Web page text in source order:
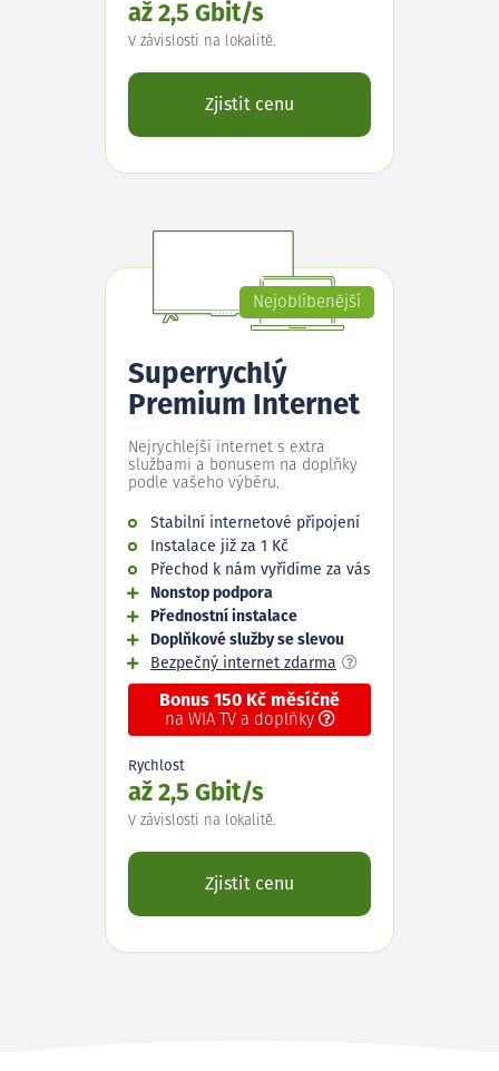
až 2,5 Gbit/s
V závislosti na lokalitě.
Zjistit cenu
Nejoblíbenější
Superrychlý
Premium Internet
Nejrychlejší internet s extra
službami a bonusem na doplňky
podle vašeho výběru.
Stabilní internetové připojení
Instalace již za 1 Kč
Přechod k nám vyřídíme za vás
Nonstop podpora
Přednostní instalace
Doplňkové služby se slevou
Bezpečný internet zdarma
Bonus 150 Kč měsíčně
na WIA TV a doplňky
Rychlost
až 2,5 Gbit/s
V závislosti na lokalitě.
Zjistit cenu